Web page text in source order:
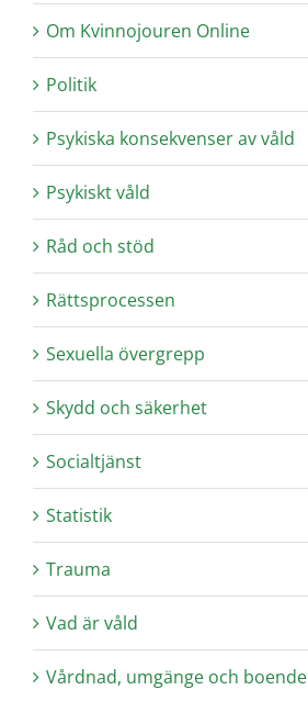
Om Kvinnojouren Online
Politik
Psykiska konsekvenser av våld
Psykiskt våld
Råd och stöd
Rättsprocessen
Sexuella övergrepp
Skydd och säkerhet
Socialtjänst
Statistik
Trauma
Vad är våld
Vårdnad, umgänge och boende